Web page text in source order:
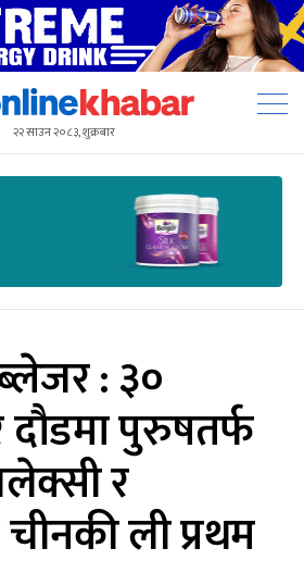
२२ साउन २०८३, शुक्रबार
: ३०
पुरुषतर्फ
र
ली प्रथम